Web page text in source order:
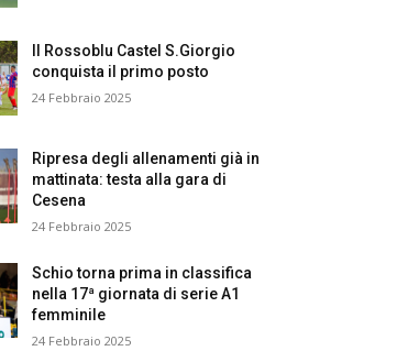
Il Rossoblu Castel S.Giorgio
conquista il primo posto
24 Febbraio 2025
Ripresa degli allenamenti già in
mattinata: testa alla gara di
Cesena
24 Febbraio 2025
Schio torna prima in classifica
nella 17ª giornata di serie A1
femminile
24 Febbraio 2025